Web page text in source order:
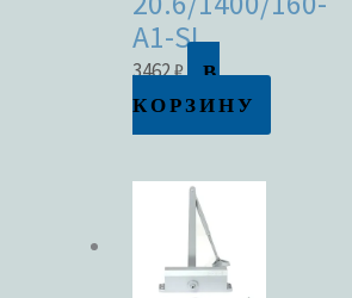
A1-SL
3462₽
В
КОРЗИНУ